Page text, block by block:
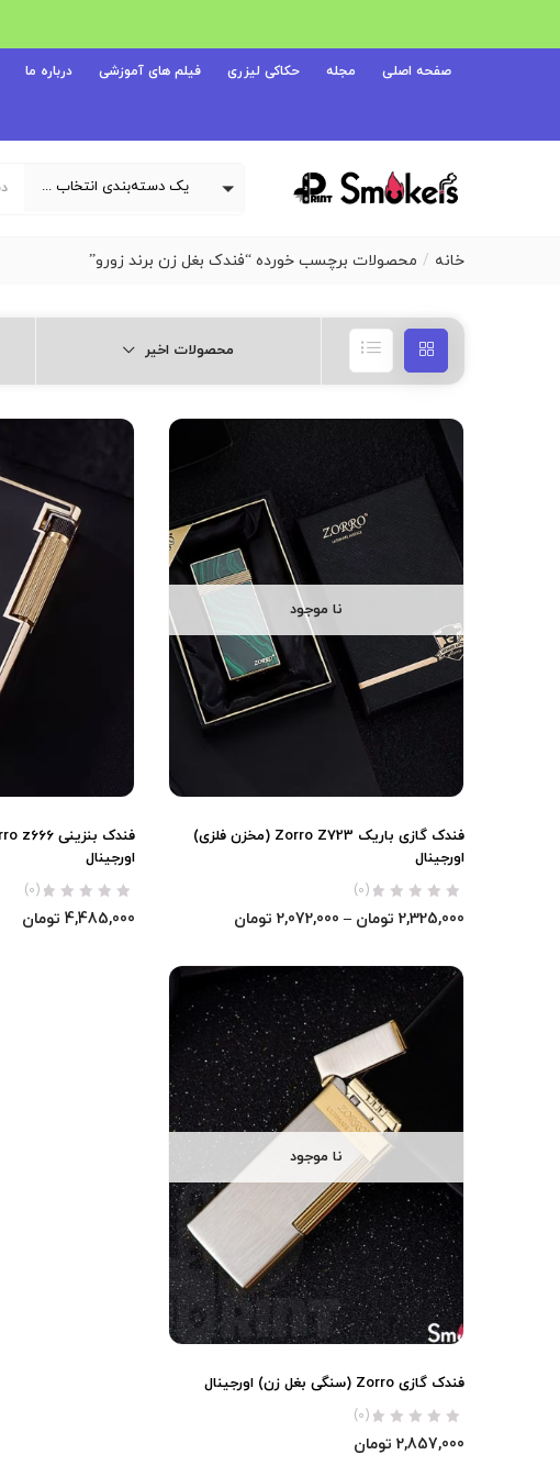
صفحه اصلی مجله حکاکی لیزری فیلم های آموزشی درباره ما
یک دسته‌بندی انتخاب کنید
خانه محصولات برچسب خورده “فندک بغل زن برند زورو”
محصولات اخیر
نا موجود
فندک گازی باریک Zorro Z723 (مخزن فلزی)
اورجینال
(0)
2,325,000 تومان –
2,072,000 تومان
اورجینال
(0)
4,485,000 تومان
نا موجود
فندک گازی Zorro (سنگی بغل زن) اورجینال
(0)
2,857,000 تومان